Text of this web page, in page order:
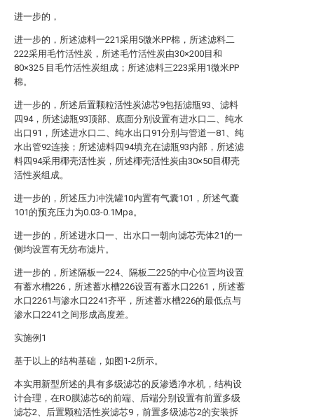
进一步的，
进一步的，所述滤料一221采用5微米PP棉，所述滤料二
222采用毛竹活性炭，所述毛竹活性炭由30×200目和
80×325 目毛竹活性炭组成；所述滤料三223采用1微米PP
棉。
进一步的，所述后置颗粒活性炭滤芯9包括滤瓶93、滤料
四94，所述滤瓶93顶部、底面分别设置有进水口二、纯水
出口91，所述进水口二、纯水出口91分别与管道一81、纯
水出管92连接；所述滤料四94填充在滤瓶93内部，所述滤
料四94采用椰壳活性炭，所述椰壳活性炭由30×50目椰壳
活性炭组成。
进一步的，所述压力冲洗罐10内置有气囊101，所述气囊
101的预充压力为0.03-0.1Mpa。
进一步的，所述进水口一、出水口一朝向滤芯壳体21的一
侧均设置有无纺布滤片。
进一步的，所述隔板一224、隔板二225的中心位置均设置
有蓄水槽226，所述蓄水槽226设置有蓄水口2261，所述蓄
水口2261与渗水口2241齐平，所述蓄水槽226的最低点与
渗水口2241之间形成高度差。
实施例1
基于以上的结构基础，如图1-2所示。
本实用新型所述的具有多级滤芯的反渗透净水机，结构设
计合理，在RO膜滤芯6的前端、后端分别设置有前置多级
滤芯2、后置颗粒活性炭滤芯9，前置多级滤芯2的安装拆